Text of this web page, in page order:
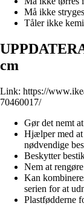
Må ikke stryges
Tåler ikke
cm
Link: https://
70460017/
Gør det nemt
Hjælper med at
nødvendige
Beskytter
Nem at
Kan
serien for at
Plastfødderne